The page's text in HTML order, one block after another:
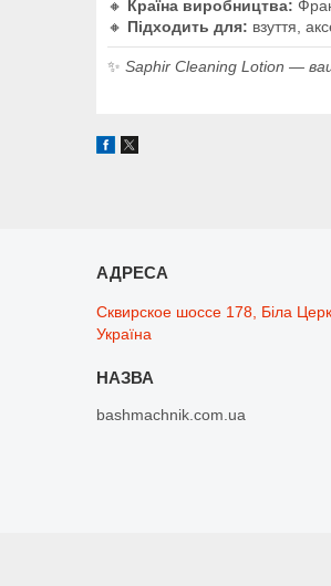
🔸 Країна виробництва:
🔸 Підходить для: взуття,
✨ Saphir Cleaning Lotion —
Сквирское шоссе 178, Біла
Україна
bashmachnik.com.ua